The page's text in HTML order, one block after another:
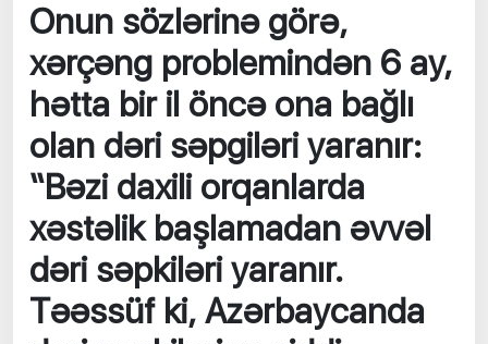
Onun sözlərinə görə,
xərçəng problemindən 6 ay,
hətta bir il öncə ona bağlı
olan dəri səpgiləri yaranır:
“Bəzi daxili orqanlarda
xəstəlik başlamadan əvvəl
dəri səpkiləri yaranır.
Təəssüf ki, Azərbaycanda